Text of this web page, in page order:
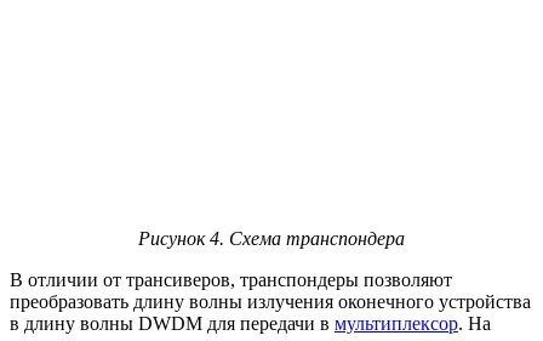
Рисунок 4. Схема транспондера
В отличии от трансиверов, транспондеры позволяют
преобразовать длину волны излучения оконечного устройства
в длину волны DWDM для передачи в мультиплексор. На